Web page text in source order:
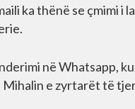
ka thënë se çmimi i
në Whatsapp,
e zyrtarët të